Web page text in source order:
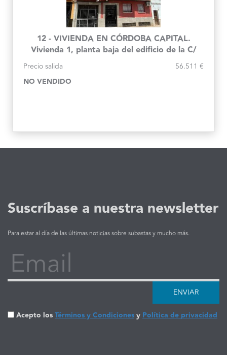
12 - VIVIENDA EN CÓRDOBA CAPITAL.
Vivienda 1, planta baja del edificio de la C/
Precio salida 56.511 €
NO VENDIDO
Suscríbase a nuestra newsletter
Para estar al día de las últimas noticias sobre subastas y mucho más.
Email
ENVIAR
Acepto losTérminos y CondicionesyPolítica de privacidad